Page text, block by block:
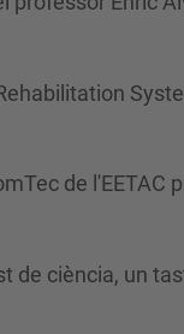
de l'EETAC
de ciència, un